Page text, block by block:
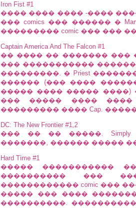
Iron Fist #1
���� ���� ���� -����
��� comics ��� ������ �
��������� comic ��� ���
Captain America And The Falcon #1
�� ���� �� ������� ���
��� �����������
���������. � Priest
������ (��� ����
����� ���� ����� ����)
��� ����� ����
��������� ���� Cap.
DC: The New Frontier #1,2
��� �� �� �����. Simply
�������, ������ ����� ���
Hard Time #1
����� �����������
���������� ���
������������ comic ���
����� ��� ����
����������.